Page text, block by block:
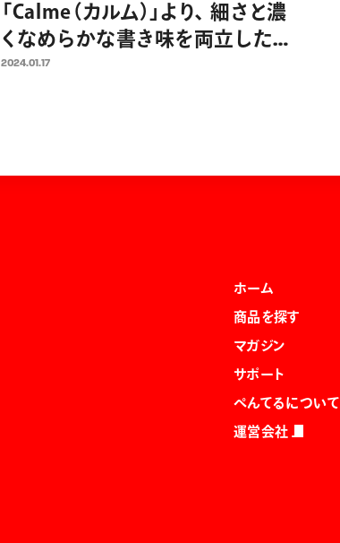
「Calme（カルム）」より、 細さと濃
くなめらかな書き味を両立した超
極細0.35㎜が新登場 0.5/0.7㎜の
2024.01.17
ホーム
商品を探す
マガジン
サポート
ぺんてるについて
運営会社